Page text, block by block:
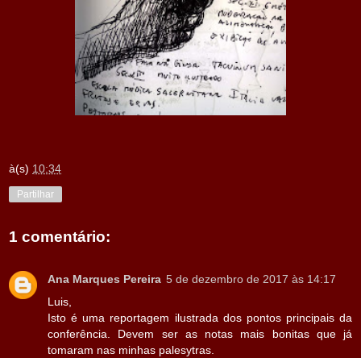
à(s) 10:34
Partilhar
1 comentário:
Ana Marques Pereira 5 de dezembro de 2017 às 14:17
Luis,
Isto é uma reportagem ilustrada dos pontos principais da
conferência. Devem ser as notas mais bonitas que já
tomaram nas minhas palesytras.